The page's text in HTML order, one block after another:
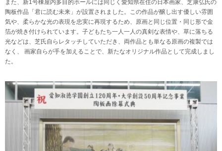
また、新1号棟屋内多目的ホールには同じく愛知県在住の日本画家、芝康弘氏の
陶板作品「君に読む未来」が設置されました。この作品が醸し出す優しい雰囲
気や、柔らかな光の表現を忠実に再現するため、原画と同じ位置・同じ形で金
箔が焼き付けられています。子どもたち一人一人の真剣な表情や、草に落ちる
光などは、芝氏自らレタッチしていただき、両作品とも単なる原画の複製では
なく、 画家自らが手を加えることで、新たなオリジナル作品として完成しまし
た。